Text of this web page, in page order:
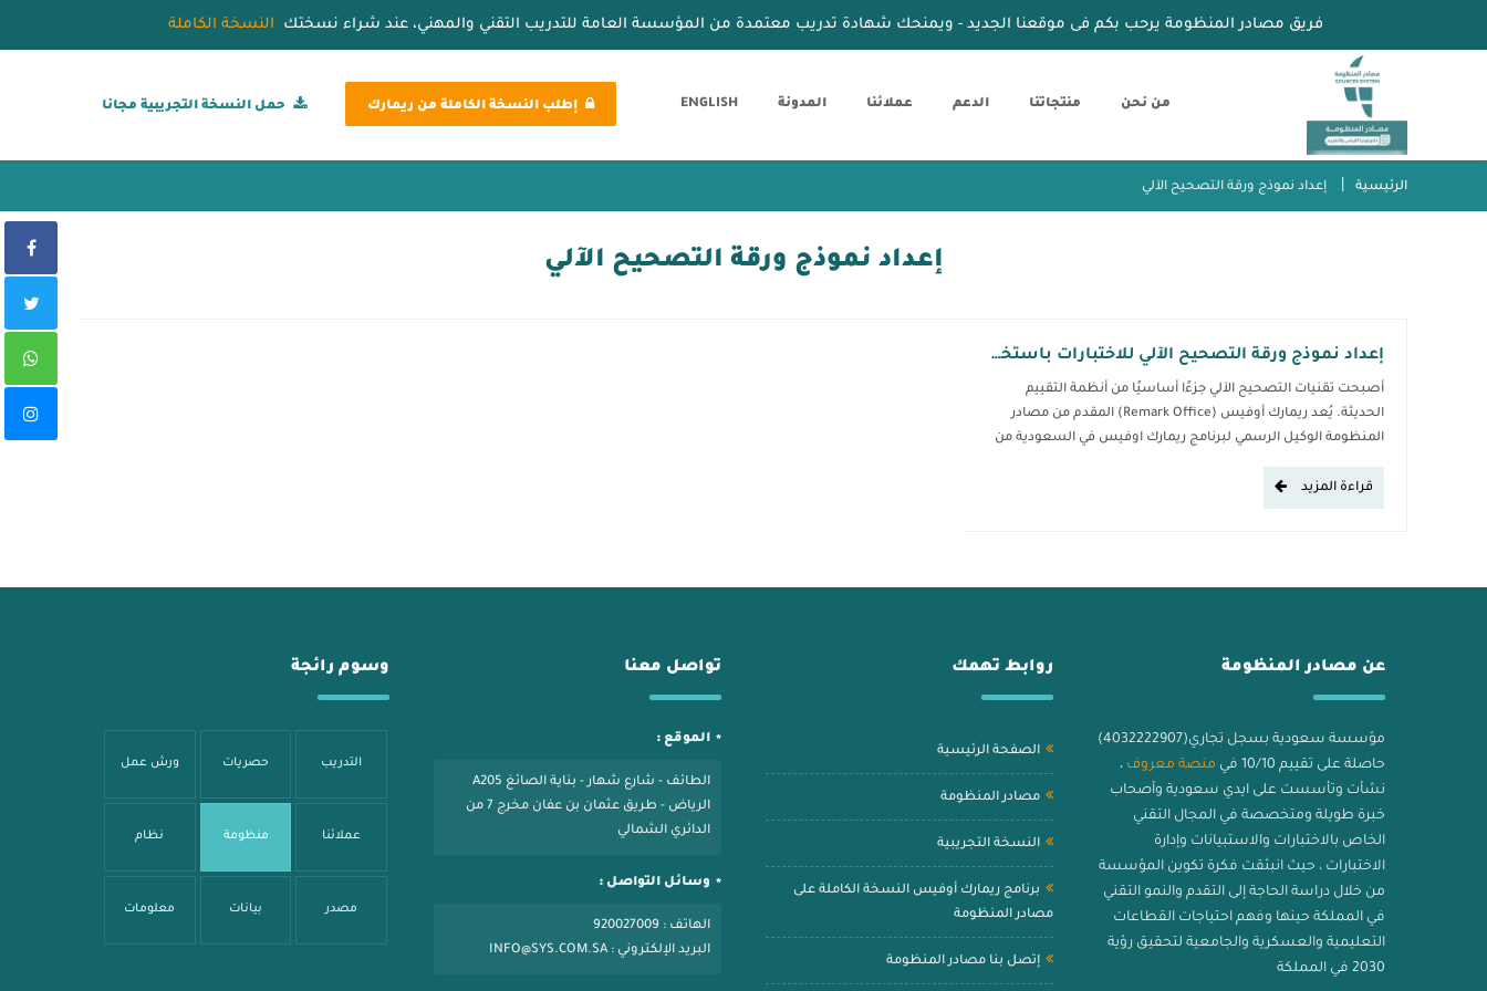
فريق مصادر المنظومة يرحب بكم فى موقعنا الجديد - ويمنحك شهادة تدريب معتمدة من المؤسسة العامة للتدريب التقني والمهني، عند شراء نسختك النسخة الكاملة
إطلب النسخة الكاملة من ريمارك حمل النسخة التجريبية مجانا ENGLISH من نحن منتجاتنا الدعم عملائنا المدونة
الرئيسية إعداد نموذج ورقة التصحيح الآلي
إعداد نموذج ورقة التصحيح الآلي
إعداد نموذج ورقة التصحيح الآلي للاختبارات باستخدام ريمارك أوفيس
أصبحت تقنيات التصحيح الآلي جزءًا أساسيًا من أنظمة التقييم
الحديثة. يُعد ريمارك أوفيس (Remark Office) المقدم من مصادر
المنظومة الوكيل الرسمي لبرنامج ريمارك اوفيس في السعودية من
الضوئي، مما يساهم في تسريع عملية التصحيح، تقليل الأخطاء
البشرية، وتحليل أداء الطلاب بدقة. في هذا المقال، سنوضح كيفية
[…]
قراءة المزيد
عن مصادر المنظومة
مؤسسة سعودية بسجل تجاري(4032222907)
حاصلة على تقييم 10/10 في
منصة معروف ،
نشأت وتأسست على ايدي سعودية وأصحاب
خبرة طويلة ومتخصصة في المجال التقني
الخاص بالاختبارات والاستبيانات وإدارة
الاختبارات ، حيث انبثقت فكرة تكوين المؤسسة
من خلال دراسة الحاجة إلى التقدم والنمو التقني
في المملكة حينها وفهم احتياجات القطاعات
التعليمية والعسكرية والجامعية لتحقيق رؤية
2030 في المملكة
روابط تهمك
الصفحة الرئيسية
مصادر المنظومة
النسخة التجريبية
برنامج ريمارك أوفيس النسخة الكاملة على
مصادر المنظومة
إتصل بنا مصادر المنظومة
تواصل معنا
الموقع :
الطائف - شارع شهار - بناية الصائغ A205
الرياض - طريق عثمان بن عفان مخرج 7 من
الدائري الشمالي
وسائل التواصل :
الهاتف : 920027009
البريد الإلكتروني : INFO@SYS.COM.SA
وسوم رائجة
التدريب حصريات ورش عمل
عملائنا منظومة نظام
مصدر بيانات معلومات